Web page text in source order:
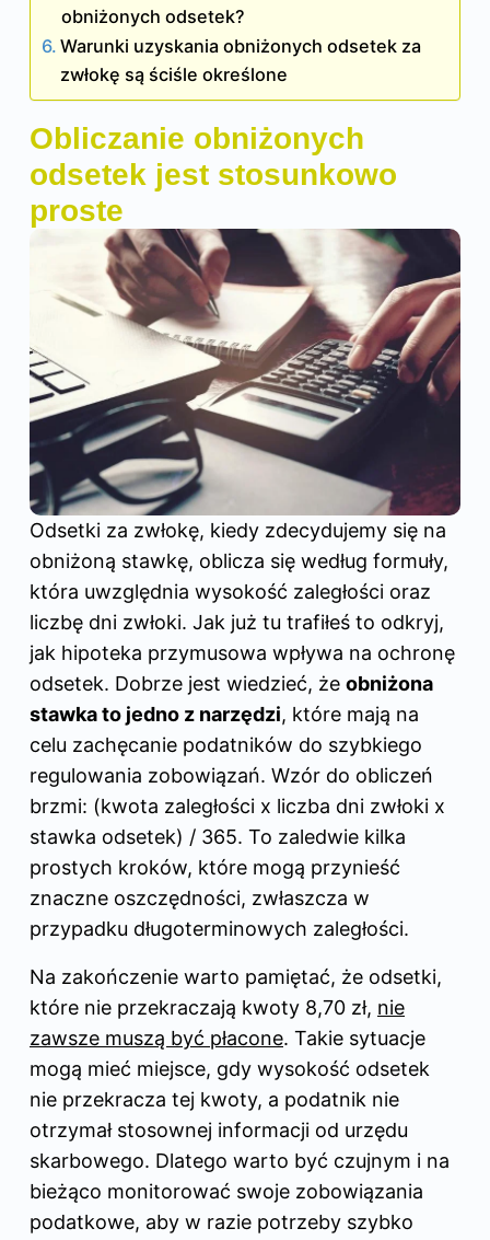
obniżonych odsetek?
Warunki uzyskania obniżonych odsetek za
zwłokę są ściśle określone
Obliczanie obniżonych
odsetek jest stosunkowo
proste
Odsetki za zwłokę, kiedy zdecydujemy się na
obniżoną stawkę, oblicza się według formuły,
która uwzględnia wysokość zaległości oraz
liczbę dni zwłoki. Jak już tu trafiłeś to odkryj,
jak hipoteka przymusowa wpływa na ochronę
odsetek. Dobrze jest wiedzieć, że obniżona
stawka to jedno z narzędzi, które mają na
celu zachęcanie podatników do szybkiego
regulowania zobowiązań. Wzór do obliczeń
brzmi: (kwota zaległości x liczba dni zwłoki x
stawka odsetek) / 365. To zaledwie kilka
prostych kroków, które mogą przynieść
znaczne oszczędności, zwłaszcza w
przypadku długoterminowych zaległości.
Na zakończenie warto pamiętać, że odsetki,
które nie przekraczają kwoty 8,70 zł, nie
zawsze muszą być płacone. Takie sytuacje
mogą mieć miejsce, gdy wysokość odsetek
nie przekracza tej kwoty, a podatnik nie
otrzymał stosownej informacji od urzędu
skarbowego. Dlatego warto być czujnym i na
bieżąco monitorować swoje zobowiązania
podatkowe, aby w razie potrzeby szybko